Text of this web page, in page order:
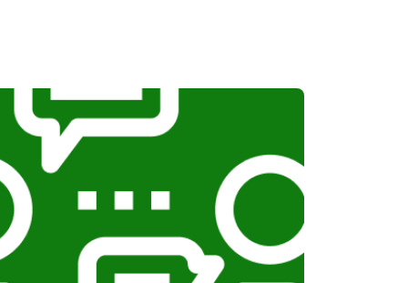
1100 ₽
750 ₽ Заказать